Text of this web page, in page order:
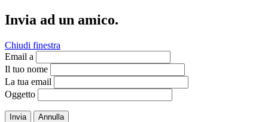
Invia ad un amico.
Chiudi finestra
Email a
Il tuo nome
La tua email
Oggetto
Invia Annulla